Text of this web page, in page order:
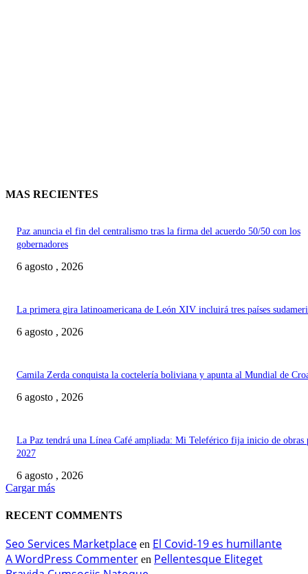
MAS RECIENTES
Paz anuncia el fin del centralismo tras la firma del acuerdo 50/50 con los
gobernadores
6 agosto , 2026
La primera gira latinoamericana de León XIV incluirá tres países
6 agosto , 2026
Camila Zerda conquista la coctelería boliviana y apunta al Mundial de
6 agosto , 2026
La Paz tendrá una Línea Café ampliada: Mi Teleférico fija inicio de obras
2027
6 agosto , 2026
Cargar más
RECENT COMMENTS
Seo Services Marketplace en El Covid-19 es humillante
A WordPress Commenter en Pellentesque Eliteget